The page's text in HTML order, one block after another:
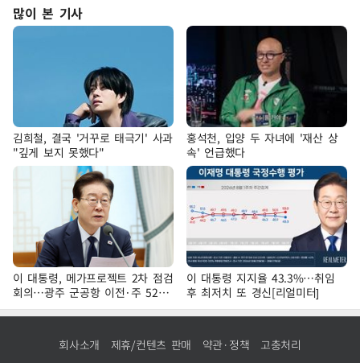
많이 본 기사
김희철, 결국 '거꾸로 태극기' 사과
"깊게 보지 못했다"
홍석천, 입양 두 자녀에 '재산 상
속' 언급했다
이 대통령, 메가프로젝트 2차 점검
회의…광주 군공항 이전·주 52시
간 예외 등 논의
이 대통령 지지율 43.3%…취임
후 최저치 또 경신[리얼미터]
회사소개 제휴/컨텐츠 판매 약관·정책 고충처리